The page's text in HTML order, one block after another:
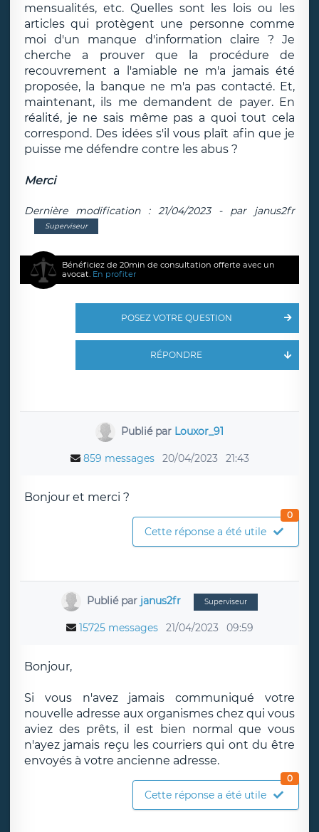
mensualités, etc. Quelles sont les lois ou les
articles qui protègent une personne comme
moi d'un manque d'information claire ? Je
cherche a prouver que la procédure de
recouvrement a l'amiable ne m'a jamais été
proposée, la banque ne m'a pas contacté. Et,
maintenant, ils me demandent de payer. En
réalité, je ne sais même pas a quoi tout cela
correspond. Des idées s'il vous plaît afin que je
puisse me défendre contre les abus ?
Merci
Dernière modification : 21/04/2023 - par janus2fr
Superviseur
Bénéficiez de 20min de consultation offerte avec un
avocat. En profiter
POSEZ VOTRE QUESTION
RÉPONDRE
Publié par Louxor_91
859 messages 20/04/2023 21:43
Bonjour et merci ?
Cette réponse a été utile
0
Publié par janus2fr Superviseur
15725 messages 21/04/2023 09:59
Bonjour,
Si vous n'avez jamais communiqué votre
nouvelle adresse aux organismes chez qui vous
aviez des prêts, il est bien normal que vous
n'ayez jamais reçu les courriers qui ont du être
envoyés à votre ancienne adresse.
Cette réponse a été utile
0